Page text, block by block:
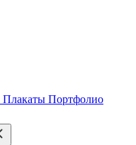
Плакаты Портфолио